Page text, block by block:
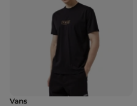
Vans